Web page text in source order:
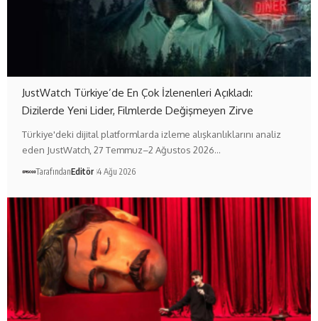
JustWatch Türkiye’de En Çok İzlenenleri Açıkladı:
Dizilerde Yeni Lider, Filmlerde Değişmeyen Zirve
Türkiye'deki dijital platformlarda izleme alışkanlıklarını analiz
eden JustWatch, 27 Temmuz–2 Ağustos 2026…
TarafındanEditör 4 Ağu 2026